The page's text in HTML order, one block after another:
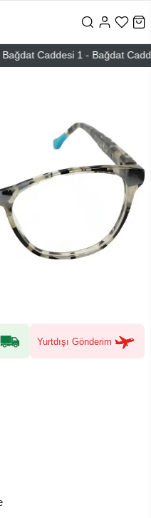
Caddesi 1 - Bağdat
Yurtdışı Gönderim